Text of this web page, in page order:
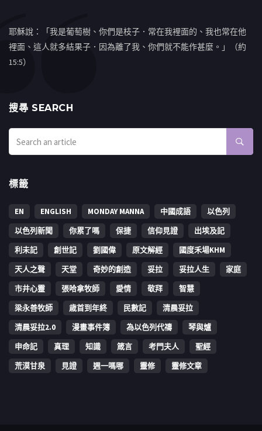
耶穌說：「我是葡萄樹、你們是枝子．常在我裡面的、我也常在他
裡面、這人就多結果子．因為離了我、你們就不能作甚麼。」（約
15:5）
搜㝷 SEARCH
標籤
EN ENGLISH MONDAY MANNA 中國成語
以色列
以色列新聞
你累了嗎 保捷 信仰見證
出埃及記
利未記
創世記 劉國偉 原文解經
國度禾場KHM
天人之聲
天堂 奇妙的創造 妥拉 妥拉人生
家庭
市井心靈
張哈拿牧師 愛情 敬拜
智慧
梁永善牧師
歳首到年終 民數記
清晨妥拉
清晨妥拉2.0
漫畫事件簿 為以色列代禱
琴與爐
申命記
真理 知識 箴言 考門夫人
聖經
荒漠甘泉
見證 週一嗎哪 靈修 靈修文章